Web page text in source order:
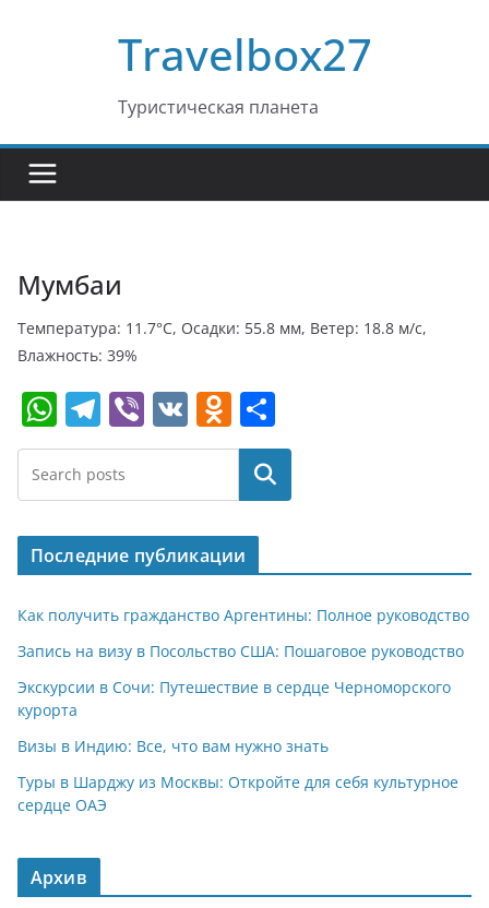
Travelbox27
Туристическая планета
Мумбаи
Температура: 11.7°C, Осадки: 55.8 мм, Ветер: 18.8 м/с,
Влажность: 39%
W
h
at
s
A
p
p
T
el
e
gr
a
m
Vi
b
V
K
O
d
o
kl
a
ss
ni
ki
т
п
р
в
и
т
ь
Поиск
Последние публикации
Как получить гражданство Аргентины: Полное руководство
Запись на визу в Посольство США: Пошаговое руководство
Экскурсии в Сочи: Путешествие в сердце Черноморского
курорта
Визы в Индию: Все, что вам нужно знать
Туры в Шарджу из Москвы: Откройте для себя культурное
сердце ОАЭ
Архив